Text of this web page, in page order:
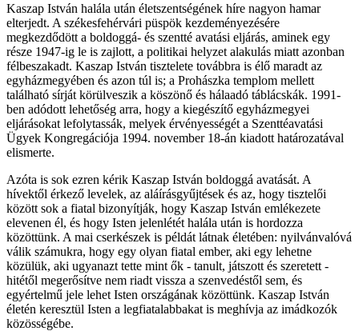
Kaszap István halála után életszentségének híre nagyon hamar
elterjedt. A székesfehérvári püspök kezdeményezésére
megkezdődött a boldoggá- és szentté avatási eljárás, aminek egy
része 1947-ig le is zajlott, a politikai helyzet alakulás miatt azonban
félbeszakadt. Kaszap István tisztelete továbbra is élő maradt az
egyházmegyében és azon túl is; a Prohászka templom mellett
található sírját körülveszik a köszönő és hálaadó táblácskák. 1991-
ben adódott lehetőség arra, hogy a kiegészítő egyházmegyei
eljárásokat lefolytassák, melyek érvényességét a Szenttéavatási
Ügyek Kongregációja 1994. november 18-án kiadott határozatával
elismerte.
Azóta is sok ezren kérik Kaszap István boldoggá avatását. A
hívektől érkező levelek, az aláírásgyűjtések és az, hogy tisztelői
között sok a fiatal bizonyítják, hogy Kaszap István emlékezete
elevenen él, és hogy Isten jelenlétét halála után is hordozza
közöttünk. A mai cserkészek is példát látnak életében: nyilvánvalóvá
válik számukra, hogy egy olyan fiatal ember, aki egy lehetne
közülük, aki ugyanazt tette mint ők - tanult, játszott és szeretett -
hitétől megerősítve nem riadt vissza a szenvedéstől sem, és
egyértelmű jele lehet Isten országának közöttünk. Kaszap István
életén keresztül Isten a legfiatalabbakat is meghívja az imádkozók
közösségébe.